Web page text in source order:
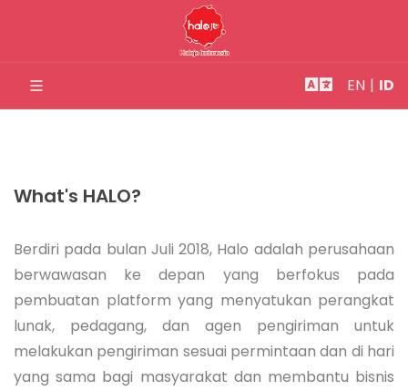
EN | ID
What's HALO?
Berdiri pada bulan Juli 2018, Halo adalah perusahaan
berwawasan ke depan yang berfokus pada
pembuatan platform yang menyatukan perangkat
lunak, pedagang, dan agen pengiriman untuk
melakukan pengiriman sesuai permintaan dan di hari
yang sama bagi masyarakat dan membantu bisnis